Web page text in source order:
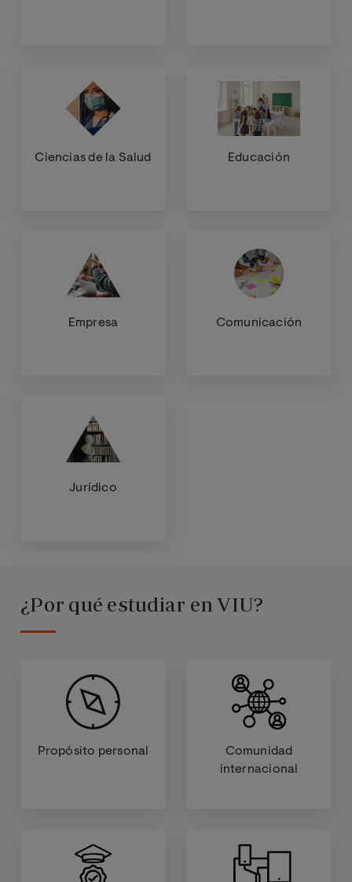
Ciencias de la Salud Educación
Empresa Comunicación
Jurídico
¿Por qué estudiar en VIU?
Propósito personal
Comunidad
internacional